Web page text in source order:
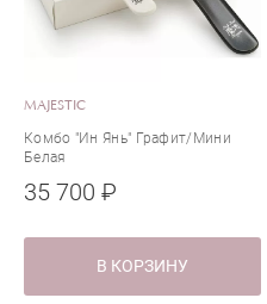
MAJESTIC
Комбо "Ин Янь" Графит/Мини
Белая
35 700 ₽
В КОРЗИНУ